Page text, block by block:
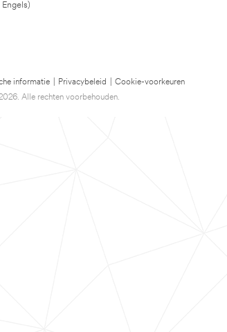
informatie Privacybeleid
Cookie-voorkeuren
Alle rechten voorbehouden.